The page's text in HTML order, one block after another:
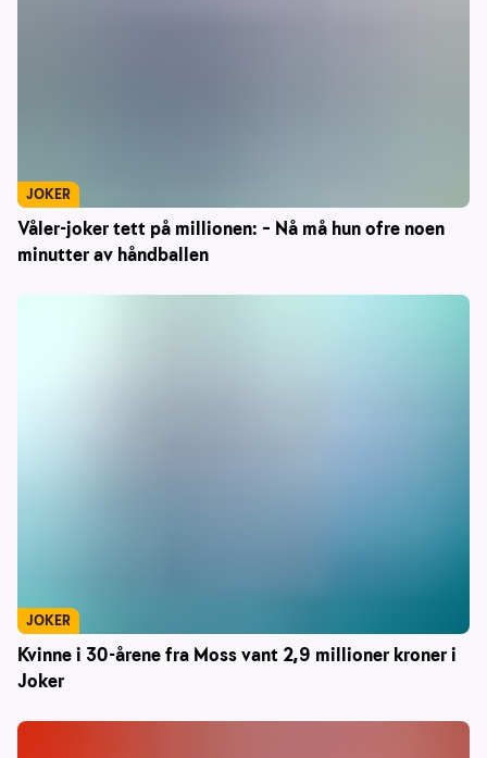
Våler-joker tett på millionen: – Nå må hun ofre noen
minutter av håndballen
JOKER
Kvinne i 30-årene fra Moss vant 2,9 millioner kroner i
Joker
JOKER